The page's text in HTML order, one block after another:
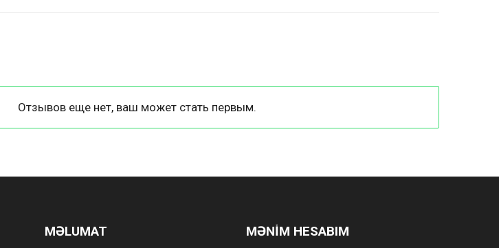
Отзывов еще нет, ваш может стать первым.
MƏLUMAT MƏNİM HESABIM